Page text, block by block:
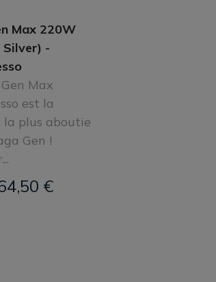
Max 220W
-
Max
est la
la plus aboutie
Gen !
€